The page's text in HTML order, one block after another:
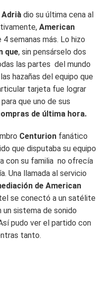
Adrià dio su última cena al
American
semanas más. Lo hizo
que, sin pensárselo dos
las partes del mundo
hazañas del equipo que
tarjeta fue lograr
que uno de sus
de última hora.
Centurion fanático
que disputaba su equipo
con su familia no ofrecía
Una llamada al servicio
de American
se conectó a un satélite
sistema de sonido
pudo ver el partido con
tanto.